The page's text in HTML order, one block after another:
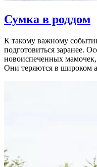
Сумка в роддом
К такому важному
подготовиться заранее.
новоиспеченных
Они теряются в широком